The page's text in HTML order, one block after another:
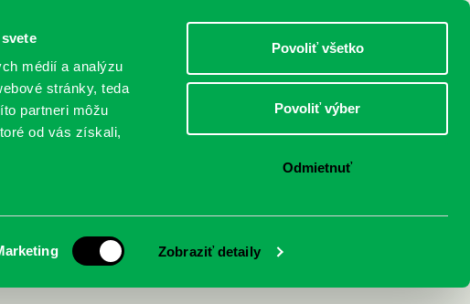
médií a analýzu
stránky, teda
partneri môžu
od vás získali,
Zobraziť detaily
Povoliť všetko
Povoliť výber
Odmietnuť
DOSPELÍ
O KNIŽNICI